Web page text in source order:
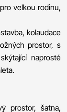
velkou rodinu,
kolaudace
prostor, s
naprosté
prostor, šatna,